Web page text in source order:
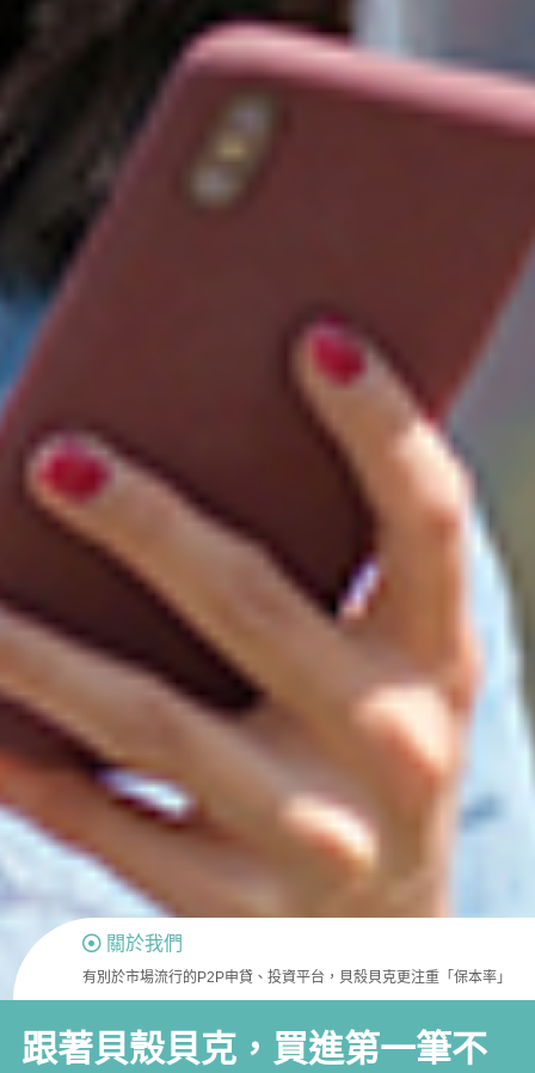
關於我們
有別於市場流行的P2P申貸、投資平台，貝殼貝克更注重「保本率」
跟著貝殼貝克，買進第一筆不